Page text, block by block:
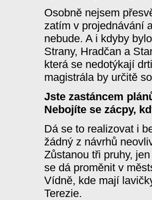
Osobně nejsem
zatím v projednávání
nebude. A i kdyby
Strany, Hradčan a
která se nedotýkají
magistrála by určitě
Jste zastáncem
Nebojíte se zácpy,
Dá se to realizovat i
žádný z návrhů
Zůstanou tři pruhy,
se dá proměnit v
Vídně, kde mají
Terezie.